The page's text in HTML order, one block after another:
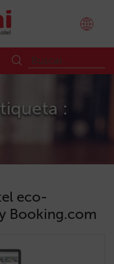
:
eco-
Booking.com